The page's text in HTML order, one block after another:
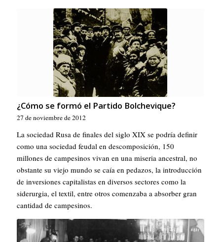
¿Cómo se formó el Partido Bolchevique?
27 de noviembre de 2012
La sociedad Rusa de finales del siglo XIX se podría definir
como una sociedad feudal en descomposición, 150
millones de campesinos vivan en una miseria ancestral, no
obstante su viejo mundo se caía en pedazos, la introducción
de inversiones capitalistas en diversos sectores como la
siderurgia, el textil, entre otros comenzaba a absorber gran
cantidad de campesinos.